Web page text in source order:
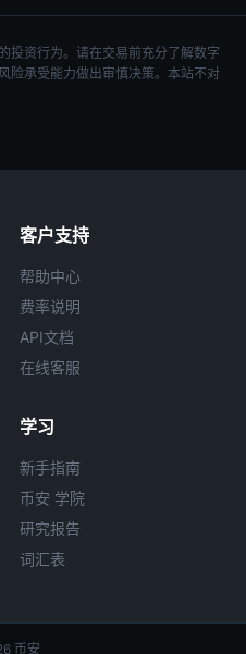
投资行为。请在交易前充分了解数字
险承受能力做出审慎决策。本站不对
客户支持
帮助中心
费率说明
API文档
在线客服
学习
新手指南
币安 学院
研究报告
词汇表
币安